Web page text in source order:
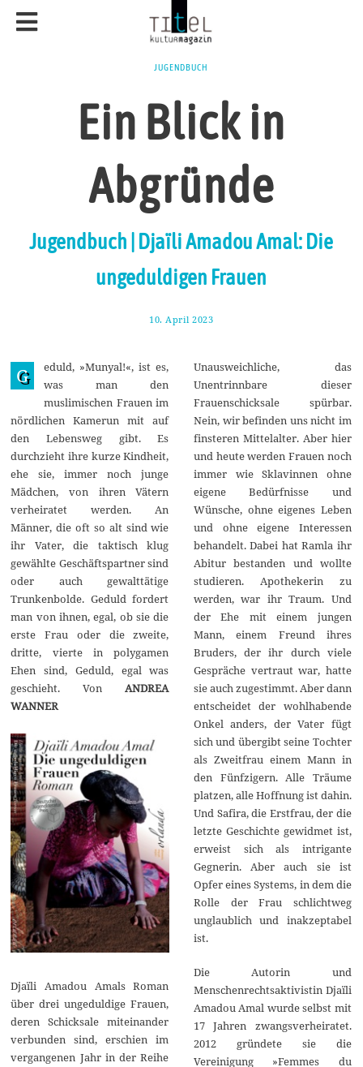
JUGENDBUCH
Ein Blick in
Abgründe
Jugendbuch | Djaïli Amadou Amal: Die
ungeduldigen Frauen
10. April 2023
p
i
l
2
0
2
3
G
eduld, »Munyal!«, ist es,
was man den
muslimischen Frauen im
nördlichen Kamerun mit auf
den Lebensweg gibt. Es
durchzieht ihre kurze Kindheit,
ehe sie, immer noch junge
Mädchen, von ihren Vätern
verheiratet werden. An
Männer, die oft so alt sind wie
ihr Vater, die taktisch klug
gewählte Geschäftspartner sind
oder auch gewalttätige
Trunkenbolde. Geduld fordert
man von ihnen, egal, ob sie die
erste Frau oder die zweite,
dritte, vierte in polygamen
Ehen sind, Geduld, egal was
geschieht. Von ANDREA
WANNER
Djaïli Amadou Amals Roman
über drei ungeduldige Frauen,
deren Schicksale miteinander
verbunden sind, erschien im
vergangenen Jahr in der Reihe
Unausweichliche, das
Unentrinnbare dieser
Frauenschicksale spürbar.
Nein, wir befinden uns nicht im
finsteren Mittelalter. Aber hier
und heute werden Frauen noch
immer wie Sklavinnen ohne
eigene Bedürfnisse und
Wünsche, ohne eigenes Leben
und ohne eigene Interessen
behandelt. Dabei hat Ramla ihr
Abitur bestanden und wollte
studieren. Apothekerin zu
werden, war ihr Traum. Und
der Ehe mit einem jungen
Mann, einem Freund ihres
Bruders, der ihr durch viele
Gespräche vertraut war, hatte
sie auch zugestimmt. Aber dann
entscheidet der wohlhabende
Onkel anders, der Vater fügt
sich und übergibt seine Tochter
als Zweitfrau einem Mann in
den Fünfzigern. Alle Träume
platzen, alle Hoffnung ist dahin.
Und Safira, die Erstfrau, der die
letzte Geschichte gewidmet ist,
erweist sich als intrigante
Gegnerin. Aber auch sie ist
Opfer eines Systems, in dem die
Rolle der Frau schlichtweg
unglaublich und inakzeptabel
ist.
Die Autorin und
Menschenrechtsaktivistin Djaïli
Amadou Amal wurde selbst mit
17 Jahren zwangsverheiratet.
2012 gründete sie die
Vereinigung »Femmes du